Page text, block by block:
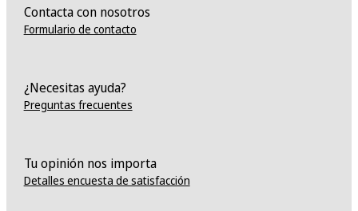
Contacta con nosotros
Formulario de contacto
¿Necesitas ayuda?
Preguntas frecuentes
Tu opinión nos importa
Detalles encuesta de satisfacción